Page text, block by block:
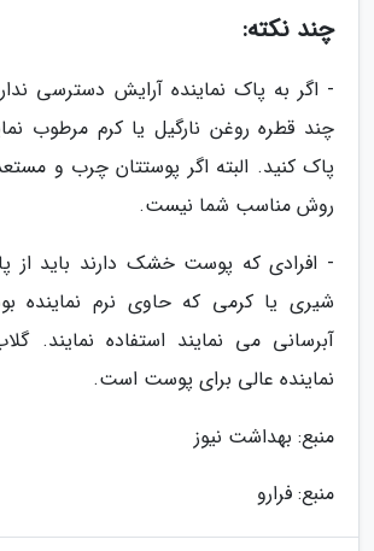
چند نکته:
- اگر به پاک نماینده آرایش دسترسی
چند قطره روغن نارگیل یا کرم مرطوب
پاک کنید. البته اگر پوستتان چرب و
روش مناسب شما نیست.
- افرادی که پوست خشک دارند باید از
شیری یا کرمی که حاوی نرم نماینده
آبرسانی می نمایند استفاده نمایند.
نماینده عالی برای پوست است.
منبع: بهداشت نیوز
منبع: فرارو